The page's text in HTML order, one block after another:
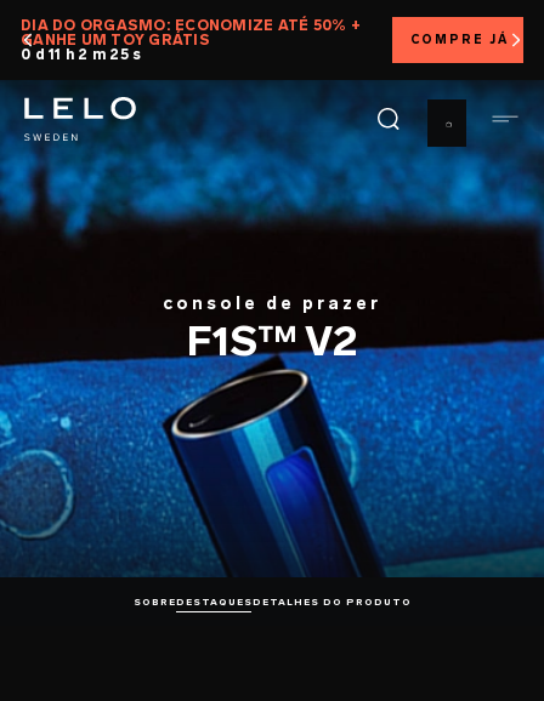
Pular
para
o
conteúdo
principal
DIA DO ORGASMO: ECONOMIZE ATÉ 50% +
GANHE UM TOY GRÁTIS
0 d 11 h 2 m 23 s
COMPRE JÁ
console de prazer
F1S™ V2
SOBREDESTAQUESDETALHES DO PRODUTO